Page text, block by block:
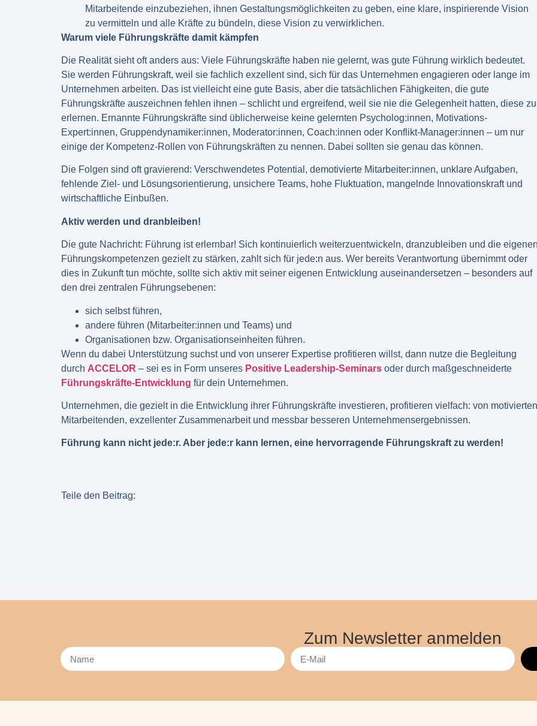
Mitarbeitende einzubeziehen, ihnen Gestaltungsmöglichkeiten zu geben, eine klare, inspirierende Vision
zu vermitteln und alle Kräfte zu bündeln, diese Vision zu verwirklichen.
Warum viele Führungskräfte damit kämpfen
Die Realität sieht oft anders aus: Viele Führungskräfte haben nie gelernt, was gute Führung wirklich bedeutet.
Sie werden Führungskraft, weil sie fachlich exzellent sind, sich für das Unternehmen engagieren oder lange im
Unternehmen arbeiten. Das ist vielleicht eine gute Basis, aber die tatsächlichen Fähigkeiten, die gute
Führungskräfte auszeichnen fehlen ihnen – schlicht und ergreifend, weil sie nie die Gelegenheit hatten, diese zu
erlernen. Ernannte Führungskräfte sind üblicherweise keine gelernten Psycholog:innen, Motivations-
Expert:innen, Gruppendynamiker:innen, Moderator:innen, Coach:innen oder Konflikt-Manager:innen – um nur
einige der Kompetenz-Rollen von Führungskräften zu nennen. Dabei sollten sie genau das können.
Die Folgen sind oft gravierend: Verschwendetes Potential, demotivierte Mitarbeiter:innen, unklare Aufgaben,
fehlende Ziel- und Lösungsorientierung, unsichere Teams, hohe Fluktuation, mangelnde Innovationskraft und
wirtschaftliche Einbußen.
Aktiv werden und dranbleiben!
Die gute Nachricht: Führung ist erlernbar! Sich kontinuierlich weiterzuentwickeln, dranzubleiben und die
Führungskompetenzen gezielt zu stärken, zahlt sich für jede:n aus. Wer bereits Verantwortung übernimmt oder
dies in Zukunft tun möchte, sollte sich aktiv mit seiner eigenen Entwicklung auseinandersetzen – besonders auf
den drei zentralen Führungsebenen:
sich selbst führen,
andere führen (Mitarbeiter:innen und Teams) und
Organisationen bzw. Organisationseinheiten führen.
Wenn du dabei Unterstützung suchst und von unserer Expertise profitieren willst, dann nutze die Begleitung
durch ACCELOR – sei es in Form unseres Positive Leadership-Seminars oder durch maßgeschneiderte
Führungskräfte-Entwicklung für dein Unternehmen.
Unternehmen, die gezielt in die Entwicklung ihrer Führungskräfte investieren, profitieren vielfach: von motivierten
Mitarbeitenden, exzellenter Zusammenarbeit und messbar besseren Unternehmensergebnissen.
Führung kann nicht jede:r. Aber jede:r kann lernen, eine hervorragende Führungskraft zu werden!
Teile den Beitrag:
Zum Newsletter anmelden